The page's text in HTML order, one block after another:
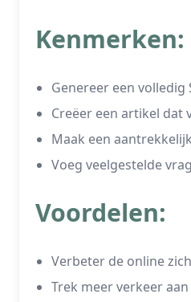
Kenmerken:
Genereer een
Creëer een artikel dat
Maak een
Voeg veelgestelde
Voordelen:
Verbeter de online
Trek meer verkeer